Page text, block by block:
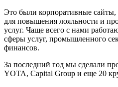
Это были корпоративные
для повышения лояльности и
услуг. Чаще всего с нами
сферы услуг, промышленного
финансов.
За последний год мы сделали
YOTA, Capital Group и еще 20